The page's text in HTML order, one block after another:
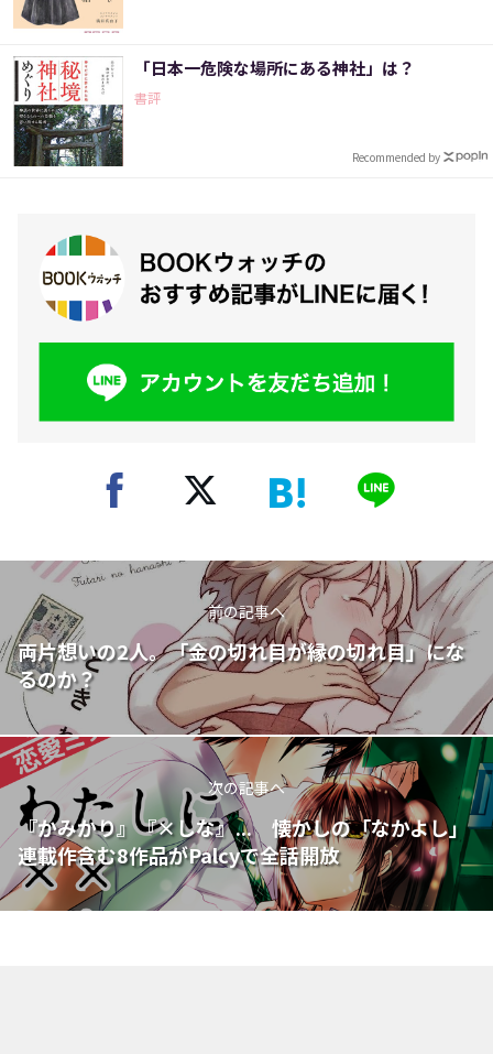
「日本一危険な場所にある神社」は？
書評
Recommended by
前の記事へ
両片想いの2人。「金の切れ目が縁の切れ目」にな
るのか？
次の記事へ
『かみかり』『×しな』... 懐かしの「なかよし」
連載作含む8作品がPalcyで全話開放